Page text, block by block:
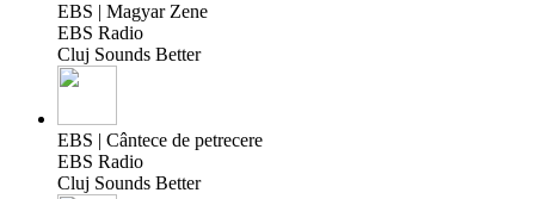
EBS | Magyar Zene
EBS Radio
Cluj Sounds Better
EBS | Cântece de petrecere
EBS Radio
Cluj Sounds Better